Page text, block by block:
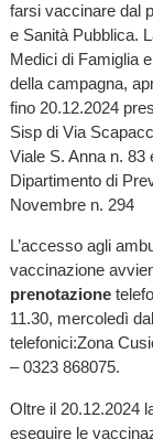
farsi vaccinare dal
e Sanità Pubblica.
Medici di Famiglia
della campagna,
fino 20.12.2024
Sisp di Via
Viale S. Anna n. 83
Dipartimento di
Novembre n. 294
L’accesso agli
vaccinazione
prenotazione
11.30, mercoledì
telefonici:Zona
– 0323 868075.
Oltre il 20.12.2024
eseguire le